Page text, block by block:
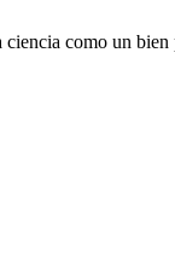
ciencia como un